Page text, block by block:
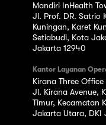
Mandiri InHealth
Jl. Prof. DR. Satrio
Kuningan, Karet
Setiabudi, Kota
Jakarta 12940
Kantor Layanan
Kirana Three
Jl. Kirana Avenue,
Timur, Kecamatan
Jakarta Utara, DKI